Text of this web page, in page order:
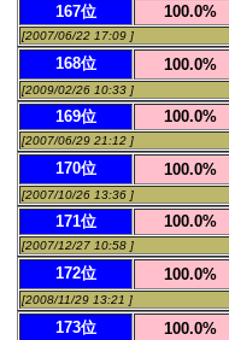
167位 100.0%
[2007/06/22 17:09 ]
168位 100.0%
[2009/02/26 10:33 ]
169位 100.0%
[2007/06/29 21:12 ]
170位 100.0%
[2007/10/26 13:36 ]
171位 100.0%
[2007/12/27 10:58 ]
172位 100.0%
[2008/11/29 13:21 ]
173位 100.0%